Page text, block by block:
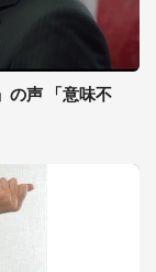
の声 「意味不